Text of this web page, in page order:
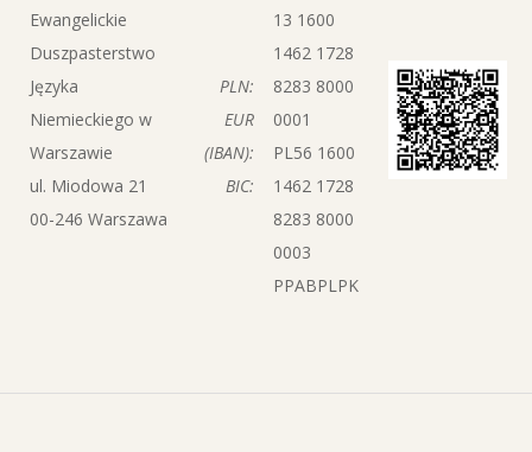
Ewangelickie
Duszpasterstwo
Języka
Niemieckiego w
Warszawie
ul. Miodowa 21
00-246 Warszawa
PLN:
EUR
(IBAN):
BIC:
13 1600
1462 1728
8283 8000
0001
PL56 1600
1462 1728
8283 8000
0003
PPABPLPK